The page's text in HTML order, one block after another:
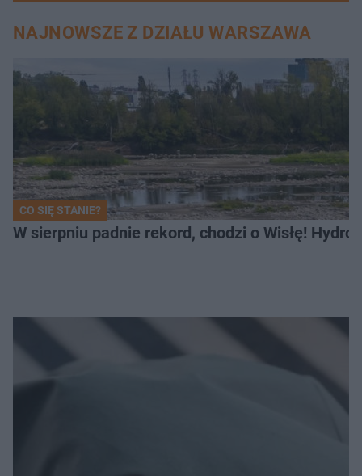
NAJNOWSZE Z DZIAŁU WARSZAWA
CO SIĘ STANIE?
W sierpniu padnie rekord, chodzi o Wisłę!